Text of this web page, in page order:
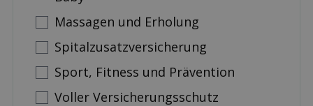
Massagen und Erholung
Spitalzusatzversicherung
Sport, Fitness und Prävention
Voller Versicherungsschutz